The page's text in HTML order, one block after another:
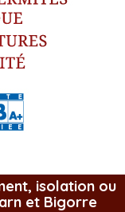
isolation ou
et Bigorre